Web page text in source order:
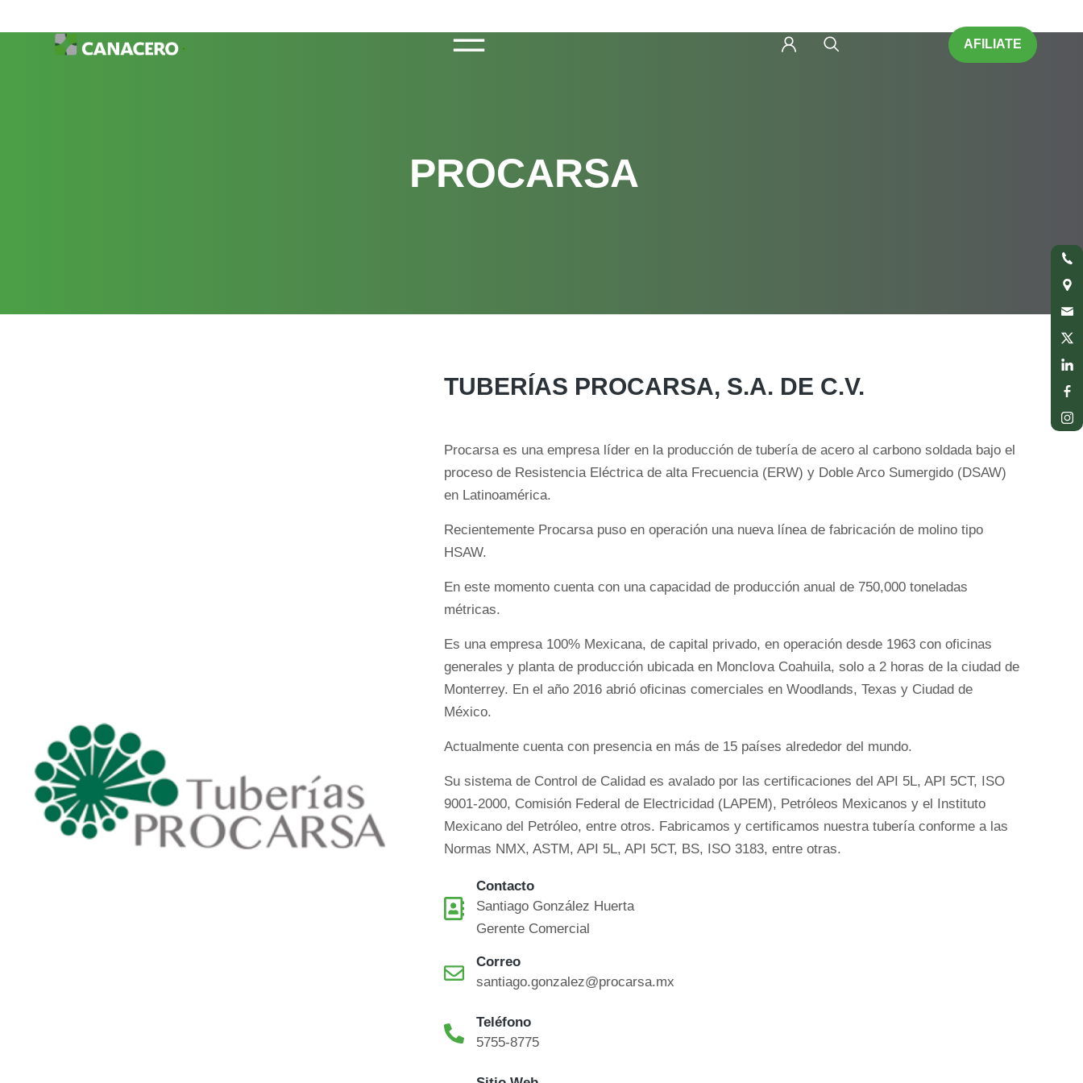
AFILIATE
PROCARSA
TUBERÍAS PROCARSA, S.A. DE C.V.
Procarsa es una empresa líder en la producción de tubería de acero al carbono soldada bajo el
proceso de Resistencia Eléctrica de alta Frecuencia (ERW) y Doble Arco Sumergido (DSAW)
en Latinoamérica.
Recientemente Procarsa puso en operación una nueva línea de fabricación de molino tipo
HSAW.
En este momento cuenta con una capacidad de producción anual de 750,000 toneladas
métricas.
Es una empresa 100% Mexicana, de capital privado, en operación desde 1963 con oficinas
generales y planta de producción ubicada en Monclova Coahuila, solo a 2 horas de la ciudad de
Monterrey. En el año 2016 abrió oficinas comerciales en Woodlands, Texas y Ciudad de
México.
Actualmente cuenta con presencia en más de 15 países alrededor del mundo.
Su sistema de Control de Calidad es avalado por las certificaciones del API 5L, API 5CT, ISO
9001-2000, Comisión Federal de Electricidad (LAPEM), Petróleos Mexicanos y el Instituto
Mexicano del Petróleo, entre otros. Fabricamos y certificamos nuestra tubería conforme a las
Normas NMX, ASTM, API 5L, API 5CT, BS, ISO 3183, entre otras.
Contacto
Santiago González Huerta
Gerente Comercial
Correo
santiago.gonzalez@procarsa.mx
Teléfono
5755-8775